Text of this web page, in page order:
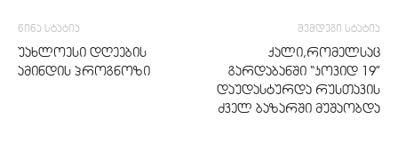
წინა სტატია
უახლოესი დღეების
ამინდის პროგნოზი
შემდეგი სტატია
ქალი,რომელსაც
გარდაბანში “კოვიდ 19”
დაუდასტურდა რუსთავის
ძველ ბაზარში მუშაობდა